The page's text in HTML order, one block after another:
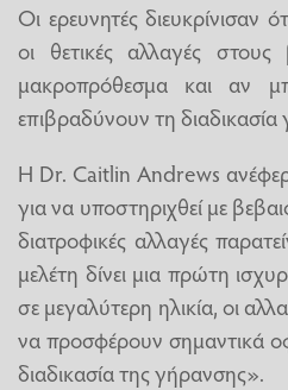
Οι ερευνητές διευκρίνισαν
οι θετικές αλλαγές στους
μακροπρόθεσμα και αν
επιβραδύνουν τη
Η Dr. Caitlin Andrews
για να υποστηριχθεί με
διατροφικές αλλαγές
μελέτη δίνει μια πρώτη
σε μεγαλύτερη ηλικία, οι
να προσφέρουν σημαντικά
διαδικασία της γήρανσης».